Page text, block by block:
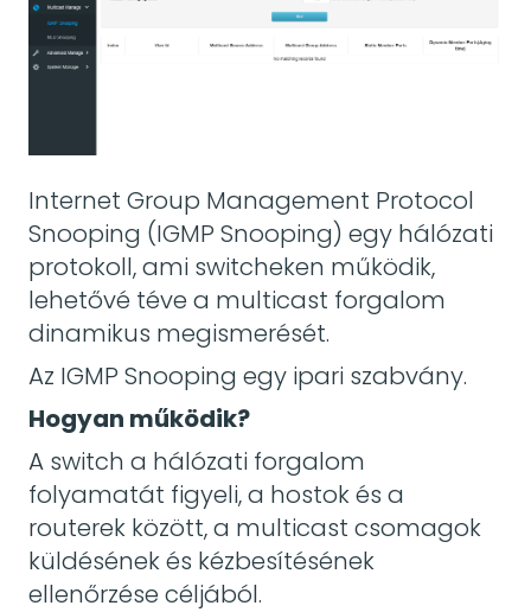
Internet Group Management Protocol
Snooping (IGMP Snooping) egy hálózati
protokoll, ami switcheken működik,
lehetővé téve a multicast forgalom
dinamikus megismerését.
Az IGMP Snooping egy ipari szabvány.
Hogyan működik?
A switch a hálózati forgalom
folyamatát figyeli, a hostok és a
routerek között, a multicast csomagok
küldésének és kézbesítésének
ellenőrzése céljából.